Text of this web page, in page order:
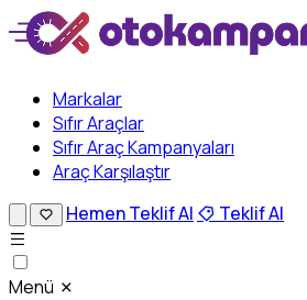
Markalar
Sıfır Araçlar
Sıfır Araç Kampanyaları
Araç Karşılaştır
Hemen Teklif Al Teklif Al
Menü